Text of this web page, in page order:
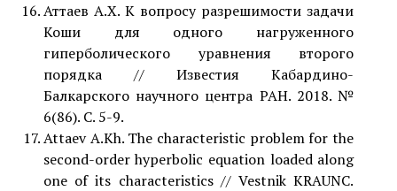
Аттаев А.Х. К вопросу разрешимости задачи
Коши для одного нагруженного
гиперболического уравнения второго
порядка // Известия Кабардино-
Балкарского научного центра РАН. 2018. №
6(86). С. 5-9.
Attaev A.Kh. The characteristic problem for the
second-order hyperbolic equation loaded along
one of its characteristics // Vestnik KRAUNC.